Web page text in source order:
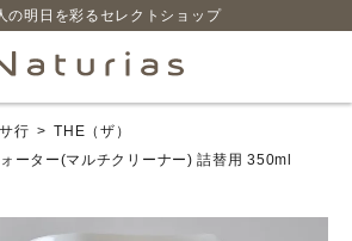
の明日を彩るセレクトショップ
search
サ行
THE（ザ）
ーター(マルチクリーナー) 詰替用 350ml